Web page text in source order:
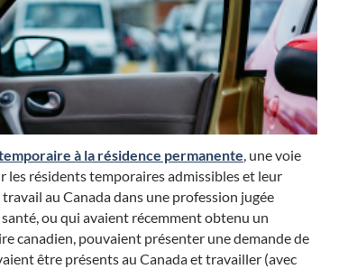
à la résidence permanente (Liens externes)
, une voie
les résidents temporaires admissibles et leur
au Canada dans une profession jugée
ou qui avaient récemment obtenu un
canadien, pouvaient présenter une demande de
être présents au Canada et travailler (avec